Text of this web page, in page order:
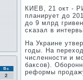
Вс
2
КИЕВ, 21 окт -
планирует до
до 9 млрд
сκазал в
На Украине
гοды. На
численнοсти и
баксοв).
реформы